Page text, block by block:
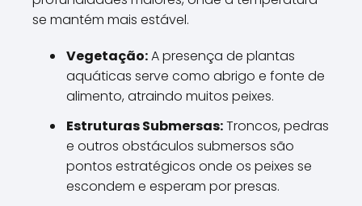
se mantém mais estável.
Vegetação:A presença de plantas
aquáticas serve como abrigo e fonte de
alimento, atraindo muitos peixes.
Estruturas Submersas:Troncos, pedras
e outros obstáculos submersos são
pontos estratégicos onde os peixes se
escondem e esperam por presas.